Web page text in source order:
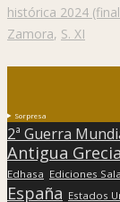
histórica 2024
Zamora, S. XI
Sorpresa
2ª Guerra
Antigua Grecia
Edhasa Ediciones
España Estados